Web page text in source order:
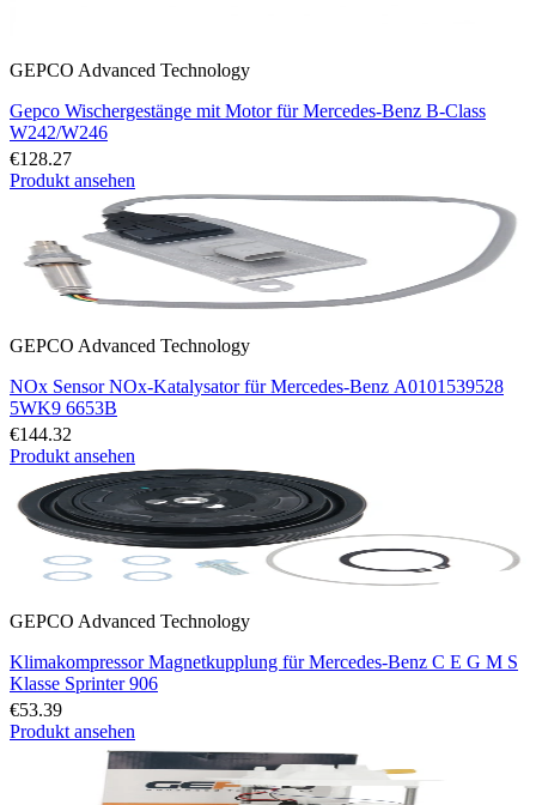
GEPCO Advanced Technology
Gepco Wischergestänge mit Motor für Mercedes-Benz B-Class
W242/W246
€128.27
Produkt ansehen
GEPCO Advanced Technology
NOx Sensor NOx-Katalysator für Mercedes-Benz A0101539528
5WK9 6653B
€144.32
Produkt ansehen
GEPCO Advanced Technology
Klimakompressor Magnetkupplung für Mercedes-Benz C E G M S
Klasse Sprinter 906
€53.39
Produkt ansehen